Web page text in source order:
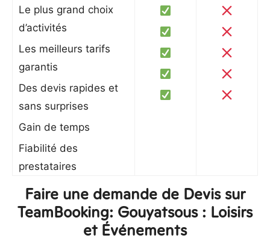
Le plus grand choix
d’activités
Les meilleurs tarifs
garantis
Des devis rapides et
sans surprises
Gain de temps
Fiabilité des
prestataires
Faire une demande de Devis sur
TeamBooking: Gouyatsous : Loisirs
et Événements